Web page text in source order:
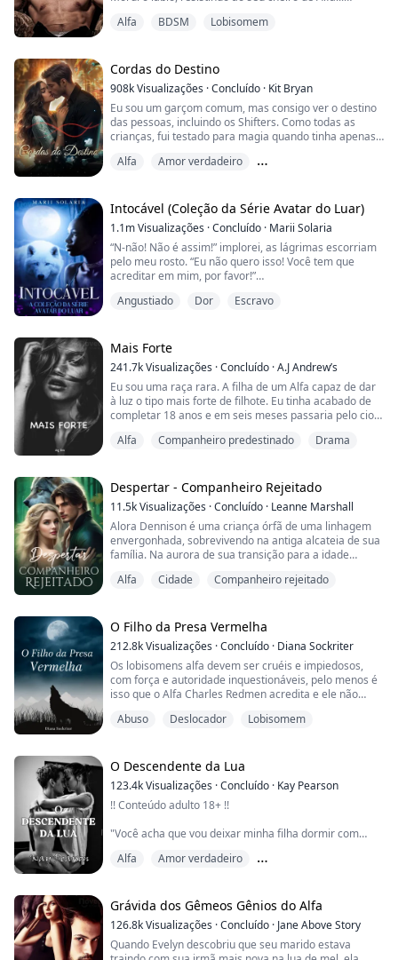
"Acha que pode escapar, companheira?" Xavier estava
defender.
Além de tudo, o vínculo de acasalamento estava de
volta com força total, dominand...
Alfa BDSM Lobisomem
Cordas do Destino
908kVisualizações ·Concluído · Kit Bryan
Eu sou um garçom comum, mas consigo ver o destino
das pessoas, incluindo os Shifters. Como todas as
crianças, fui testado para magia quando tinha apenas
desconhecida e minha magia é indescritível, fui
Eu tenho magia, como os testes mostraram, mas
nunca se encaixo...
Alfa
Amor verdadeiro
Intocável (Coleção da Série Avatar do Luar)
1.1mVisualizações ·Concluído · Marii Solaria
“N-não! Não é assim!” implorei, as lágrimas escorriam
pelo meu rosto. “Eu não quero isso! Você tem que
acreditar em mim, por favor!”
Sua mão grande agarrou violentamente minha
aéreas vitais para minha vida.
Eu tossi; engasguei enquanto sua raiva queimava
através dos meus poros e me incinerava interna...
Angustiado Dor Escravo
Mais Forte
241.7kVisualizações ·Concluído ·A.J Andrew’s
Eu sou uma raça rara. A filha de um Alfa capaz de dar
à luz o tipo mais forte de filhote. Eu tinha acabado de
completar 18 anos e em seis meses passaria pelo cio.
Então meus pais convidaram líderes de matilha e seus
Era muito comum uma fêmea alfa ser ...
Alfa Companheiro predestinado Drama
Despertar - Companheiro Rejeitado
11.5kVisualizações ·Concluído · Leanne Marshall
Alora Dennison é uma criança órfã de uma linhagem
envergonhada, sobrevivendo na antiga alcateia de sua
família. Na aurora de sua transição para a idade
imprime-se no companheiro com quem será ligada
ela nunca teria desejado se ligar. Colton Sant...
Alfa Cidade Companheiro rejeitado
O Filho da Presa Vermelha
212.8kVisualizações ·Concluído · Diana Sockriter
Os lobisomens alfa devem ser cruéis e impiedosos,
com força e autoridade inquestionáveis, pelo menos é
isso que o Alfa Charles Redmen acredita e ele não
O Alfa Cole Redmen é o mais novo dos seis filhos do
rejeitou sem hesitação, considerando-o fraco ...
Abuso Deslocador Lobisomem
O Descendente da Lua
123.4kVisualizações ·Concluído · Kay Pearson
!! Conteúdo adulto 18+ !!
"Você acha que vou deixar minha filha dormir com
costelas, me fazendo voar de volta pelo chão.
fosse vomitar quando Hank agarrou meu cabelo e
levantou minha cabeça. CRAQUE. Foi como se meu
olho tivesse explodido dentro do crânio quando ele ...
Alfa
Amor verdadeiro
Grávida dos Gêmeos Gênios do Alfa
126.8kVisualizações ·Concluído · Jane Above Story
Quando Evelyn descobriu que seu marido estava